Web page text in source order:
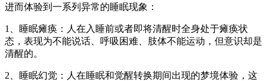
进而体验到一系列异常的睡眠现象：
1、睡眠瘫痪：人在入睡前或者即将清醒时全身处于瘫痪状
态，表现为不能说话、呼吸困难、肢体不能运动，但意识却是
清醒的。
2、睡眠幻觉：人在睡眠和觉醒转换期间出现的梦境体验，这